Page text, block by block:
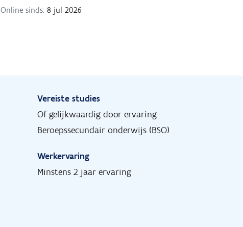
Online sinds: 8 jul 2026
Vereiste studies
Of gelijkwaardig door ervaring
Beroepssecundair onderwijs (BSO)
Werkervaring
Minstens 2 jaar ervaring